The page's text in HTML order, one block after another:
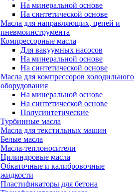
На минеральной основе
На синтетической основе
Масла для направляющих, цепей и
пневмоинструмента
Компрессорные масла
Для вакуумных насосов
На минеральной основе
На синтетической основе
Масла для компрессоров холодильного
оборудования
На минеральной основе
На синтетической основе
Полусинтетические
Турбинные масла
Масла для текстильных машин
Белые масла
Масла-теплоносители
Цилиндровые масла
Обкаточные и калибровочные
жидкости
Пластификаторы для бетона